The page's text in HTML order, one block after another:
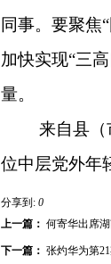
同事。要聚焦
加快实现“三
量。
来自县（
位中层党外年
分享到: 0
上一篇： 何寄华出席
下一篇： 张灼华为第